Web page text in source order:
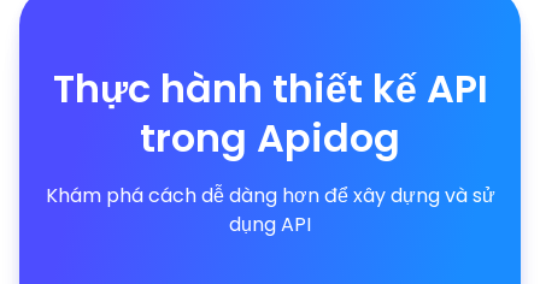
Thực hành thiết kế API
trong Apidog
Khám phá cách dễ dàng hơn để xây dựng và sử
dụng API